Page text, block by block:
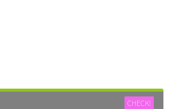
CHECK!